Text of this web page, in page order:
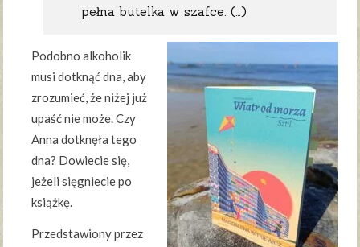
pełna butelka w szafce. (…)
Podobno alkoholik
musi dotknąć dna, aby
zrozumieć, że niżej już
upaść nie może. Czy
Anna dotknęła tego
dna? Dowiecie się,
jeżeli sięgniecie po
książkę.
Przedstawiony przez